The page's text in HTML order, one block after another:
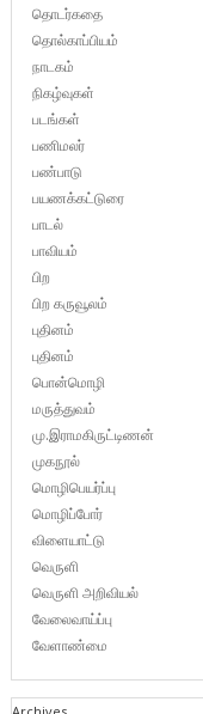
தொடர்கதை
தொல்காப்பியம்
நாடகம்
நிகழ்வுகள்
படங்கள்
பணிமலர்
பண்பாடு
பயணக்கட்டுரை
பாடல்
பாவியம்
பிற
பிற கருவூலம்
புதினம்
புதினம்
பொன்மொழி
மருத்துவம்
மு.இராமகிருட்டிணன்
முகநூல்
மொழிபெயர்ப்பு
மொழிப்போர்
விளையாட்டு
வெருளி
வெருளி அறிவியல்
வேலைவாய்ப்பு
வேளாண்மை